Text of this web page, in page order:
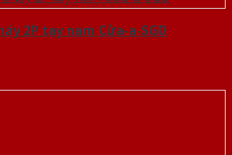
2P tay nam Cửa-a-SGD